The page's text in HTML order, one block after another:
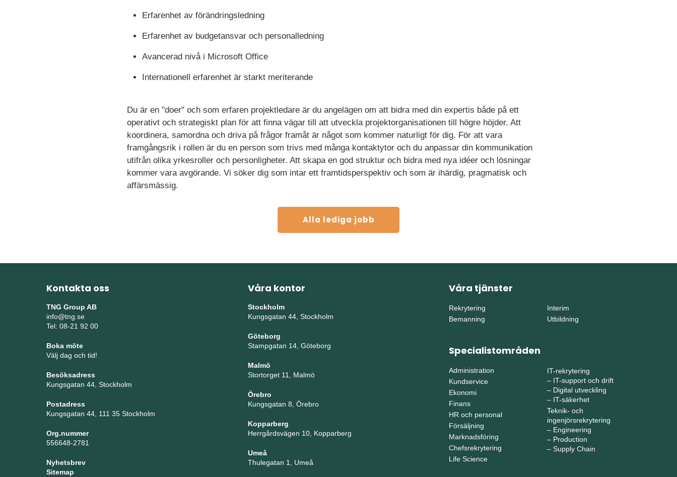
Erfarenhet av förändringsledning
Erfarenhet av budgetansvar och personalledning
Avancerad nivå i Microsoft Office
Internationell erfarenhet är starkt meriterande
Du är en "doer" och som erfaren projektledare är du angelägen om att bidra med din expertis både på ett
operativt och strategiskt plan för att finna vägar till att utveckla projektorganisationen till högre höjder. Att
koordinera, samordna och driva på frågor framåt är något som kommer naturligt för dig. För att vara
framgångsrik i rollen är du en person som trivs med många kontaktytor och du anpassar din kommunikation
utifrån olika yrkesroller och personligheter. Att skapa en god struktur och bidra med nya idéer och lösningar
kommer vara avgörande. Vi söker dig som intar ett framtidsperspektiv och som är ihärdig, pragmatisk och
affärsmässig.
Alla lediga jobb
Kontakta oss
TNG Group AB
info@tng.se
Tel: 08-21 92 00
Boka möte
Välj dag och tid!
Besöksadress
Kungsgatan 44, Stockholm
Postadress
Kungsgatan 44, 111 35 Stockholm
Org.nummer
556648-2781
Nyhetsbrev
Sitemap
Våra kontor
Stockholm
Kungsgatan 44, Stockholm
Göteborg
Stampgatan 14, Göteborg
Malmö
Stortorget 11, Malmö
Örebro
Kungsgatan 8, Örebro
Kopparberg
Herrgårdsvägen 10, Kopparberg
Umeå
Thulegatan 1, Umeå
Våra tjänster
Rekrytering
Bemanning
Interim
Utbildning
Specialistområden
Administration
Kundservice
Ekonomi
Finans
HR och personal
Försäljning
Marknadsföring
Chefsrekrytering
Life Science
IT-rekrytering
– IT-support och drift
– Digital utveckling
– IT-säkerhet
Teknik- och
ingenjörsrekrytering
– Engineering
– Production
– Supply Chain